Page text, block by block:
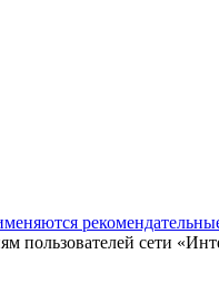
пользователей сети